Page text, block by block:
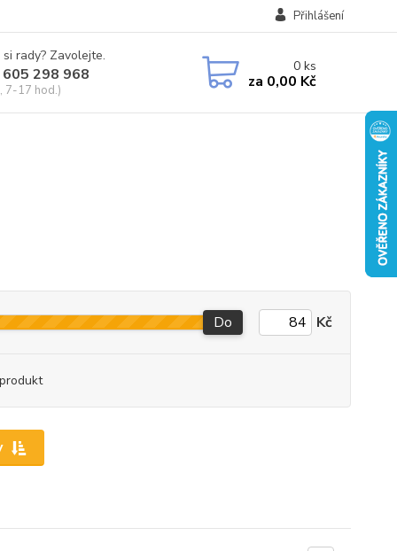
Přihlášení
rady? Zavolejte.
298 968
7-17 hod.)
0ks
za 0,00 Kč
Do Kč